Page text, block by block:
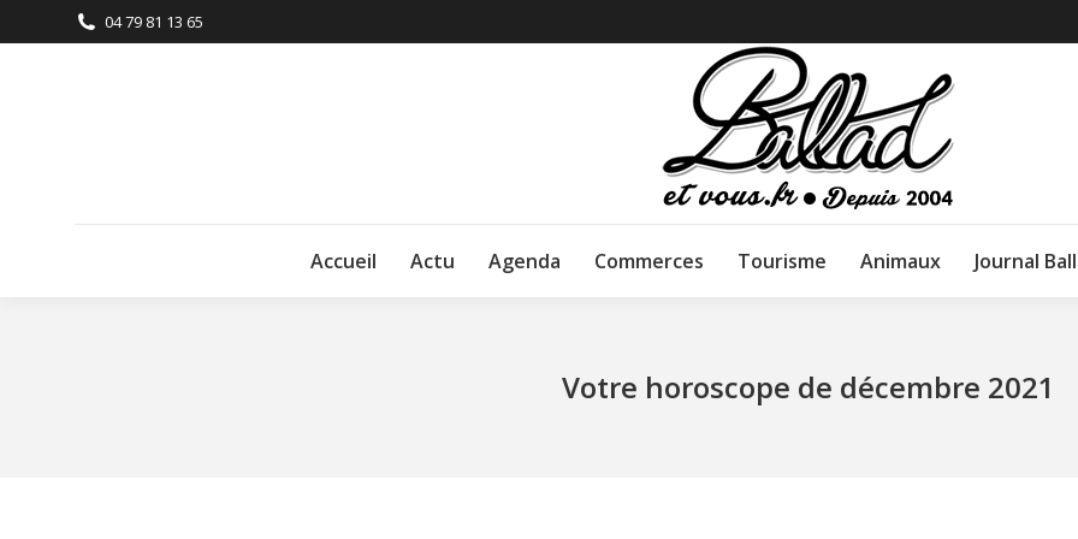
04 79 81 13 65
Accueil Actu Agenda Commerces Tourisme Animaux Journal
Votre horoscope de décembre 2021